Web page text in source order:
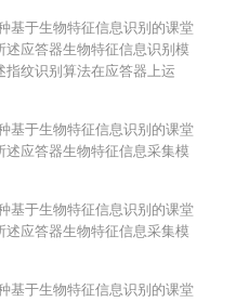
基于生物特征信息识别的课堂
应答器生物特征信息识别模
纹识别算法在应答器上运
基于生物特征信息识别的课堂
应答器生物特征信息采集模
基于生物特征信息识别的课堂
应答器生物特征信息采集模
基于生物特征信息识别的课堂